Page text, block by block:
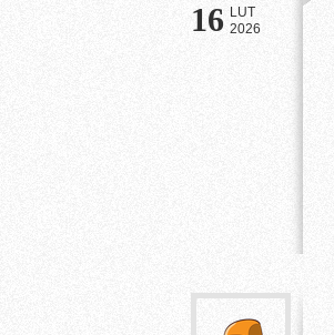
16 LUT
2026